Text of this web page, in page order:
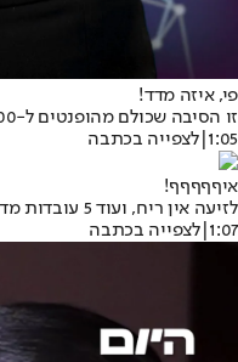
פי, איזה מדד!
זו הסיבה שכולם מהופנטים ל-S&P 500, כולל המשקיע העשיר בעולם
1:05
|לצפייה בכתבה
איףףףףף!
לזיעה אין ריח, ועוד 5 עובדות מדהימות שלא ידעתם עליה
1:07
|לצפייה בכתבה